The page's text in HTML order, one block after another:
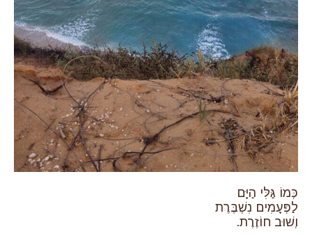
כְּמוֹ גַּלִּי הַיָּם
לַפְּעָמִים נִשְׁבֶּרֶת
וְשׁוּב חוֹזֶרֶת.